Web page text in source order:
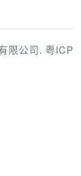
限公司. 粤ICP